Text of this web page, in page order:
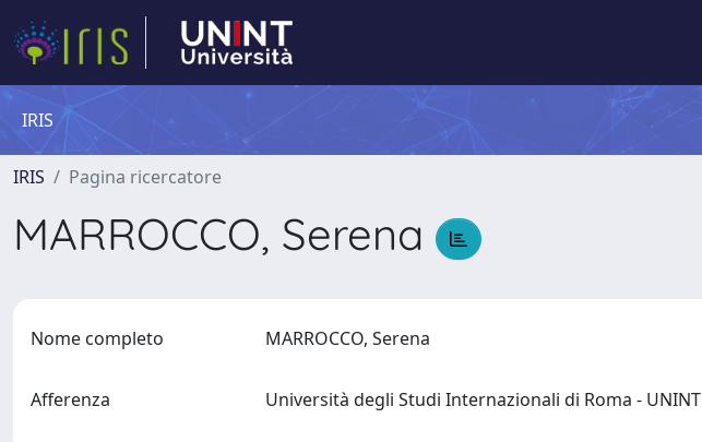
IRIS
IRIS Pagina ricercatore
MARROCCO, Serena
Nome completo MARROCCO, Serena
Afferenza Università degli Studi Internazionali di Roma - UNINT